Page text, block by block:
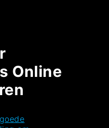
Online